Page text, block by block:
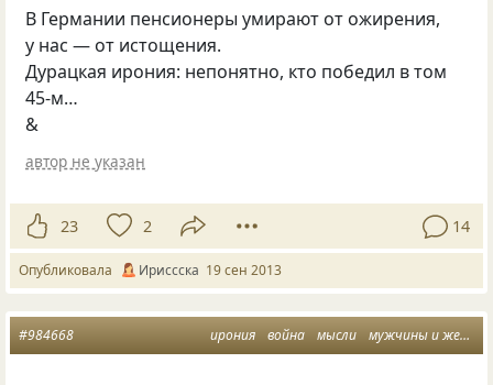
В Германии пенсионеры умирают от ожирения,
у нас — от истощения.
Дурацкая ирония: непонятно, кто победил в том
45-м…
&
автор не указан
23 2 14
Опубликовала Ириссска 19 сен 2013
ирония война мысли мужчины и женщины
#984668